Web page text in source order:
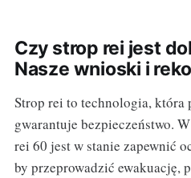
Czy strop rei jest
Nasze wnioski i
Strop rei to technologia, która
gwarantuje bezpieczeństwo.
rei 60 jest w stanie zapewnić
by przeprowadzić ewakuację,